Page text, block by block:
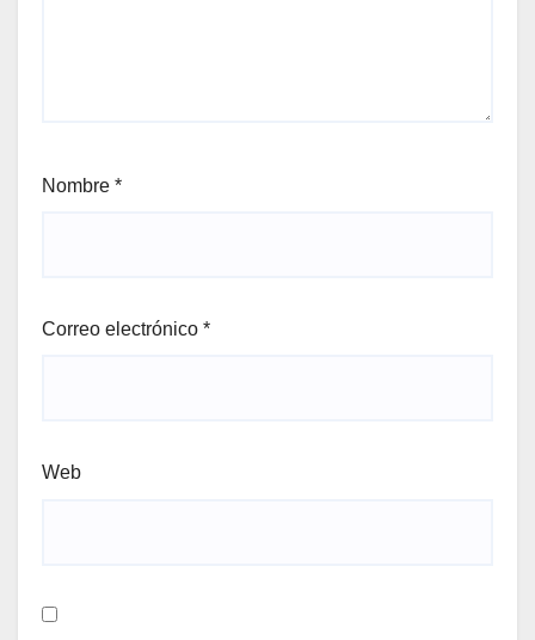
Nombre *
Correo electrónico *
Web